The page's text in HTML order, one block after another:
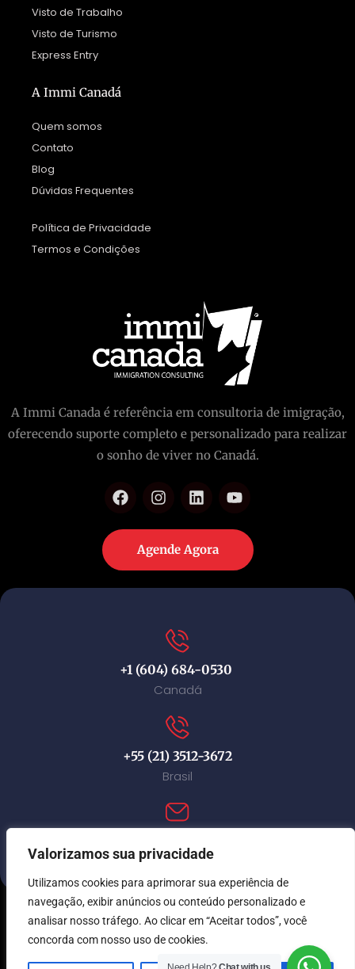
Valorizamos sua privacidade
Utilizamos cookies para aprimorar sua experiência de
navegação, exibir anúncios ou conteúdo personalizado e
analisar nosso tráfego. Ao clicar em “Aceitar todos”, você
concorda com nosso uso de cookies.
Visto de Trabalho
Visto de Turismo
Express Entry
A Immi Canadá
Quem somos
Contato
Blog
Dúvidas Frequentes
Política de Privacidade
Termos e Condições
A Immi Canada é referência em consultoria de imigração,
oferecendo suporte completo e personalizado para realizar
o sonho de viver no Canadá.
Agende Agora
+1 (604) 684-0530
Canadá
+55 (21) 3512-3672
Brasil
© Immi Canada 2026. Todos os direitos reservados.